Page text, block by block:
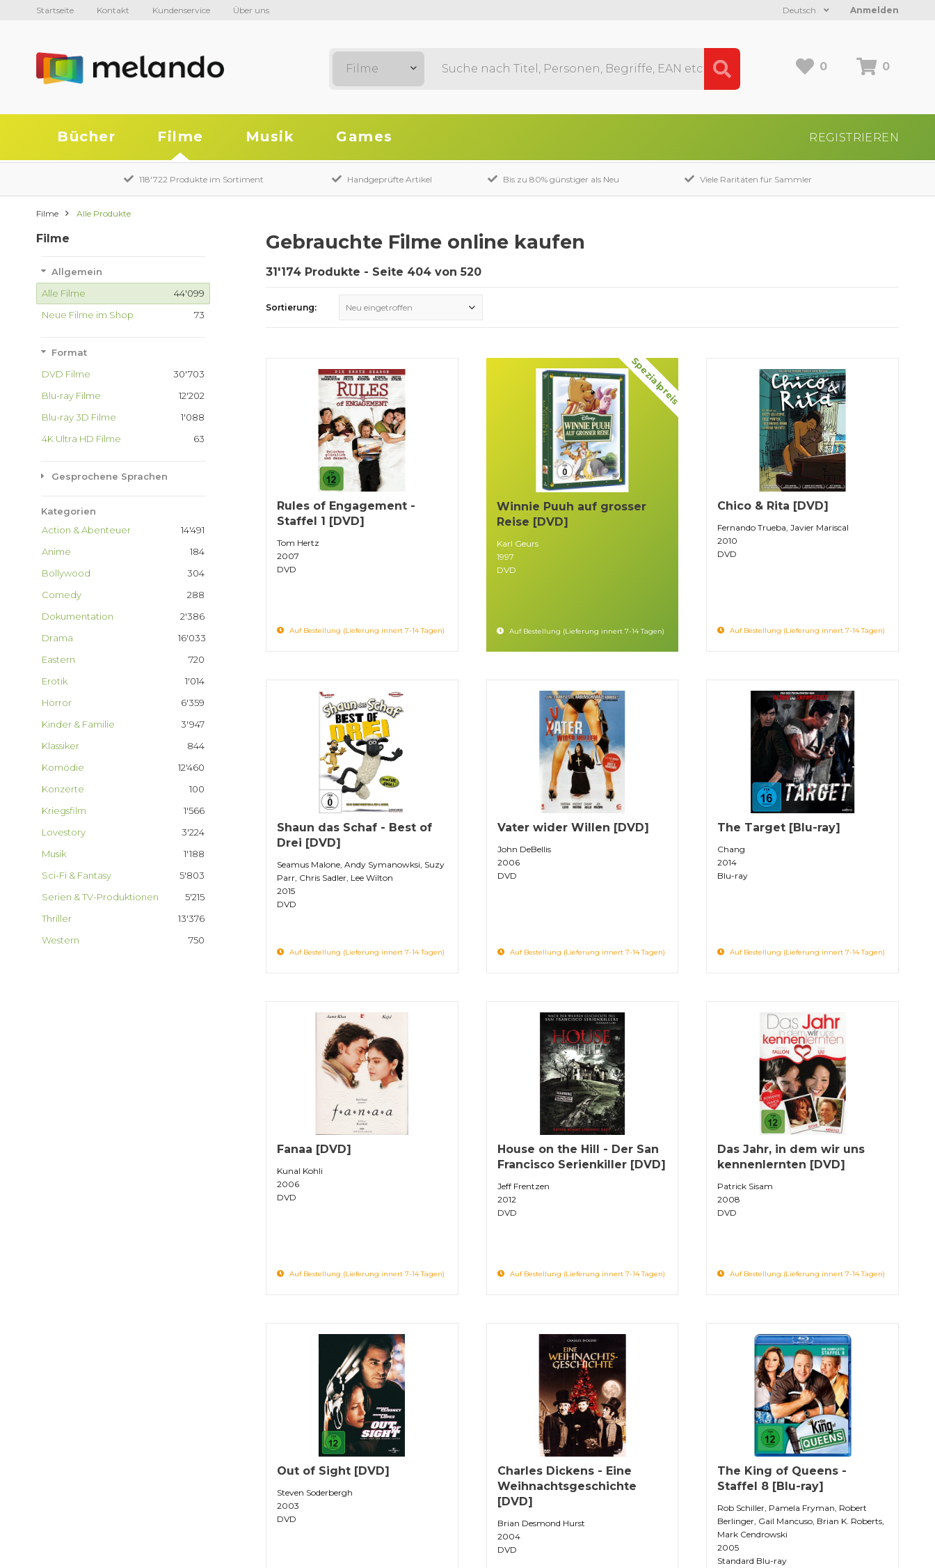
Startseite Kontakt Kundenservice Über uns Anmelden
Deutsch
0 0
Filme
Bücher Filme Musik Games REGISTRIEREN
118'722 Produkte im Sortiment Handgeprüfte Artikel Bis zu 80% günstiger als Neu Viele Raritäten für Sammler
Filme Alle Produkte
Filme
Allgemein
44'099
Alle Filme
73
Neue Filme im Shop
Format
30'703
DVD Filme
12'202
Blu-ray Filme
1'088
Blu-ray 3D Filme
63
4K Ultra HD Filme
Gesprochene Sprachen
Kategorien
14'491
Action & Abenteuer
184
Anime
304
Bollywood
288
Comedy
2'386
Dokumentation
16'033
Drama
720
Eastern
1'014
Erotik
6'359
Horror
3'947
Kinder & Familie
844
Klassiker
12'460
Komödie
100
Konzerte
1'566
Kriegsfilm
3'224
Lovestory
1'188
Musik
5'803
Sci-Fi & Fantasy
5'215
Serien & TV-Produktionen
13'376
Thriller
750
Western
Gebrauchte Filme online kaufen
31'174 Produkte - Seite 404 von 520
Sortierung: Neu eingetroffen
Rules of Engagement -
Staffel 1 [DVD]
Tom Hertz
2007
DVD
Auf Bestellung (Lieferung innert 7-14 Tagen)
Spezialpreis
Winnie Puuh auf grosser
Reise [DVD]
Karl Geurs
1997
DVD
Auf Bestellung (Lieferung innert 7-14 Tagen)
Chico & Rita [DVD]
Fernando Trueba, Javier Mariscal
2010
DVD
Auf Bestellung (Lieferung innert 7-14 Tagen)
Shaun das Schaf - Best of
Drei [DVD]
Seamus Malone, Andy Symanowksi, Suzy
Parr, Chris Sadler, Lee Wilton
2015
DVD
Auf Bestellung (Lieferung innert 7-14 Tagen)
Vater wider Willen [DVD]
John DeBellis
2006
DVD
Auf Bestellung (Lieferung innert 7-14 Tagen)
The Target [Blu-ray]
Chang
2014
Blu-ray
Auf Bestellung (Lieferung innert 7-14 Tagen)
Fanaa [DVD]
Kunal Kohli
2006
DVD
Auf Bestellung (Lieferung innert 7-14 Tagen)
House on the Hill - Der San
Francisco Serienkiller [DVD]
Jeff Frentzen
2012
DVD
Auf Bestellung (Lieferung innert 7-14 Tagen)
Das Jahr, in dem wir uns
kennenlernten [DVD]
Patrick Sisam
2008
DVD
Auf Bestellung (Lieferung innert 7-14 Tagen)
Out of Sight [DVD]
Steven Soderbergh
2003
DVD
Charles Dickens - Eine
Weihnachtsgeschichte
[DVD]
Brian Desmond Hurst
2004
DVD
The King of Queens -
Staffel 8 [Blu-ray]
Rob Schiller, Pamela Fryman, Robert
Berlinger, Gail Mancuso, Brian K. Roberts,
Mark Cendrowski
2005
Standard Blu-ray